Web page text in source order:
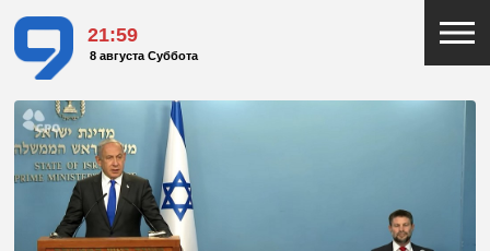
21:59
8 августа Суббота